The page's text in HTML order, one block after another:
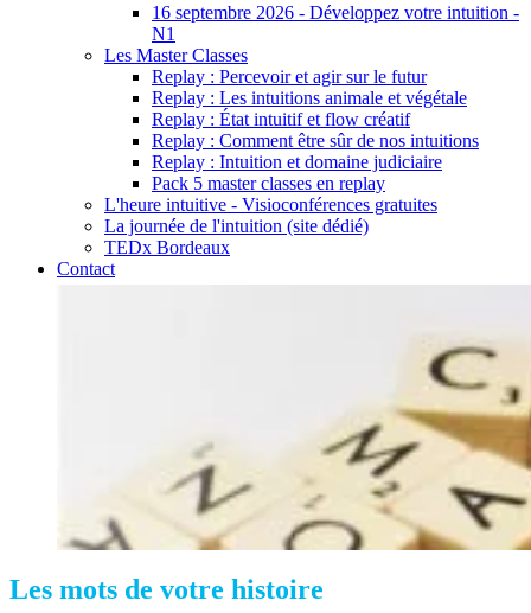
16 septembre 2026 - Développez votre intuition -
N1
Les Master Classes
Replay : Percevoir et agir sur le futur
Replay : Les intuitions animale et végétale
Replay : État intuitif et flow créatif
Replay : Comment être sûr de nos intuitions
Replay : Intuition et domaine judiciaire
Pack 5 master classes en replay
L'heure intuitive - Visioconférences gratuites
La journée de l'intuition (site dédié)
TEDx Bordeaux
Contact
Les mots de votre histoire